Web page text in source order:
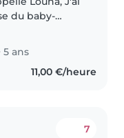
du baby-
quelqu'un..
5 ans
11,00 €/heure
7